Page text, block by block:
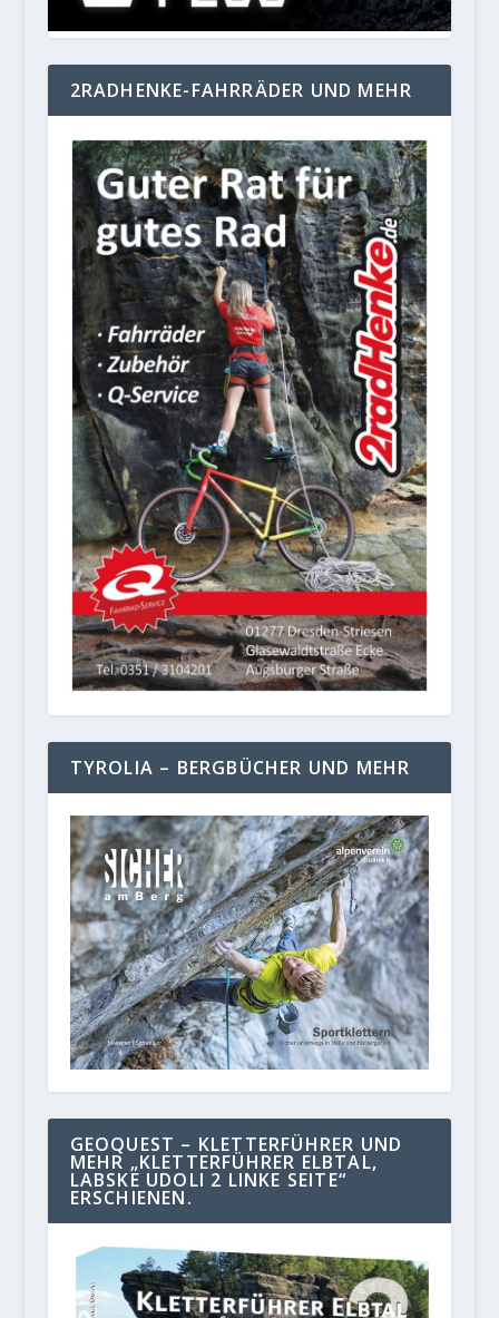
2RADHENKE-FAHRRÄDER UND MEHR
TYROLIA – BERGBÜCHER UND MEHR
GEOQUEST – KLETTERFÜHRER UND
MEHR „KLETTERFÜHRER ELBTAL,
LABSKE UDOLI 2 LINKE SEITE“
ERSCHIENEN.